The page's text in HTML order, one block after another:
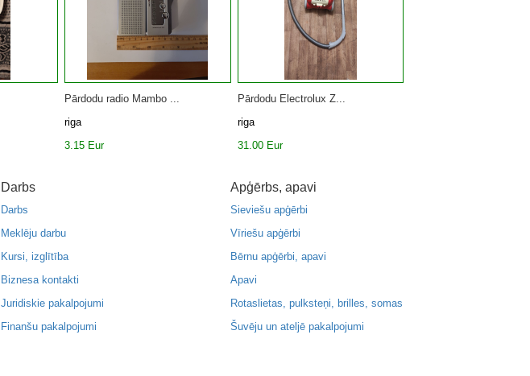
Pārdodu radio Mambo ...
riga
3.15 Eur
Pārdodu Electrolux Z...
riga
31.00 Eur
Darbs
Darbs
Meklēju darbu
Kursi, izglītība
Biznesa kontakti
Juridiskie pakalpojumi
Finanšu pakalpojumi
Apģērbs, apavi
Sieviešu apģērbi
Vīriešu apģērbi
Bērnu apģērbi, apavi
Apavi
Rotaslietas, pulksteņi, brilles, somas
Šuvēju un ateljē pakalpojumi